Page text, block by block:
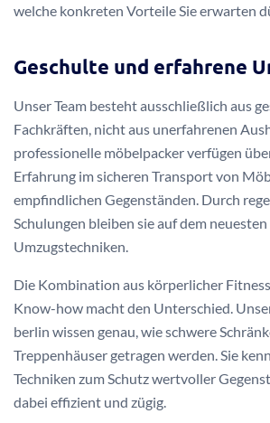
welche konkreten Vorteile Sie erwarten
Geschulte und erfahrene
Unser Team besteht ausschließlich aus
Fachkräften, nicht aus unerfahrenen
professionelle möbelpacker verfügen
Erfahrung im sicheren Transport von
empfindlichen Gegenständen. Durch
Schulungen bleiben sie auf dem
Umzugstechniken.
Die Kombination aus körperlicher
Know-how macht den Unterschied.
berlin wissen genau, wie schwere
Treppenhäuser getragen werden. Sie
Techniken zum Schutz wertvoller
dabei effizient und zügig.